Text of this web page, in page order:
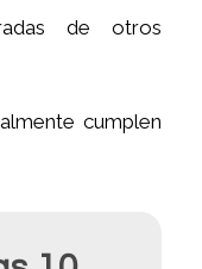
de otros
cumplen